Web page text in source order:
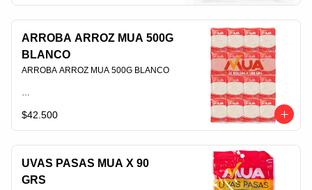
ARROBA ARROZ MUA 500G
BLANCO
ARROBA ARROZ MUA 500G BLANCO
$42.500
UVAS PASAS MUA X 90
GRS